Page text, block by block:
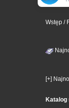
Wstęp /
[+]
Katalog